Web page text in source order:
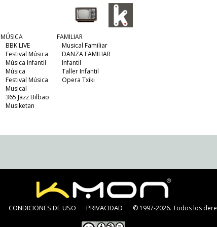
MÚSICA
BBK LIVE
Festival Música
Música Infantil
Música
Festival Música
Musical
365 Jazz Bilbao
Musiketan
FAMILIAR
Musical Familiar
DANZA FAMILIAR
Infantil
Taller Infantil
Opera Txiki
CONDICIONES DE USO PRIVACIDAD © 1997-2026. Todos los